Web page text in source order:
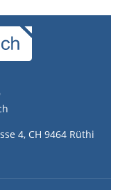
4, CH 9464 Rüthi